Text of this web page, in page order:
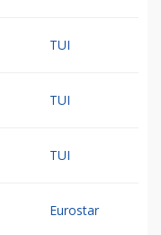
TUI
TUI
TUI
Eurostar